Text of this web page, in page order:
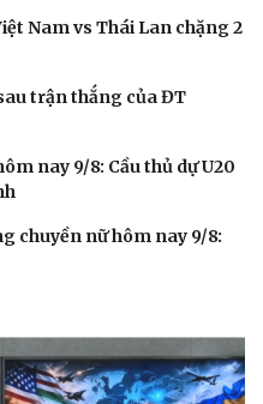
Nam vs Thái Lan chặng 2
trận thắng của ĐT
nay 9/8: Cầu thủ dự U20
chuyền nữ hôm nay 9/8: